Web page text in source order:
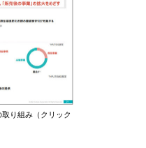
り組み（クリック